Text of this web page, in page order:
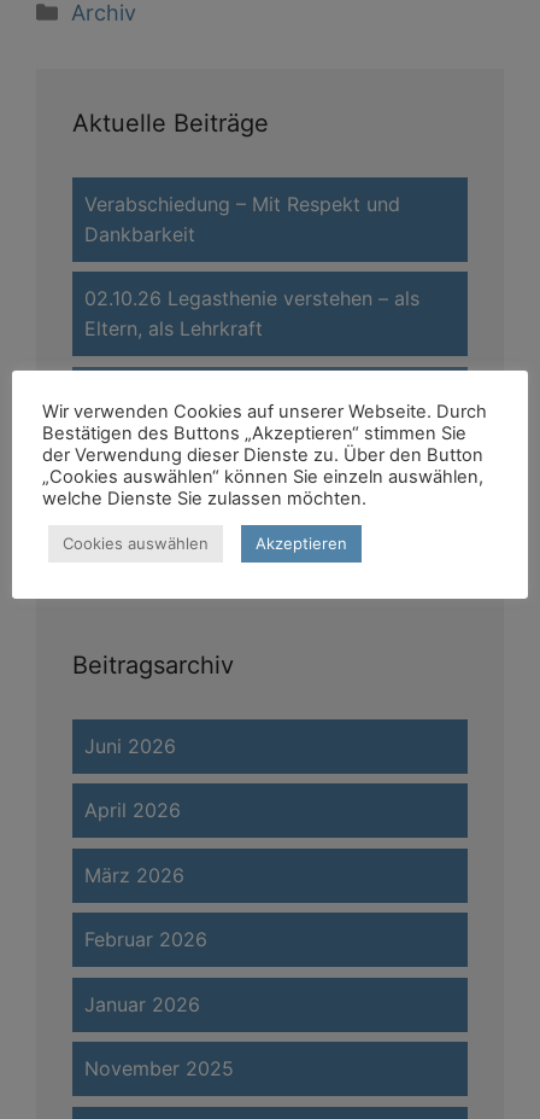
Kategorien
Archiv
Aktuelle Beiträge
Verabschiedung – Mit Respekt und
Dankbarkeit
02.10.26 Legasthenie verstehen – als
Eltern, als Lehrkraft
13.-15.11.26 Familienwochenende 2026
Newsletter 2025 – Elterngruppen in BW
Beitragsarchiv
Juni 2026
April 2026
März 2026
Februar 2026
Januar 2026
November 2025
Wir verwenden Cookies auf unserer Webseite. Durch
Bestätigen des Buttons „Akzeptieren“ stimmen Sie
der Verwendung dieser Dienste zu. Über den Button
„Cookies auswählen“ können Sie einzeln auswählen,
welche Dienste Sie zulassen möchten.
Cookies auswählen Akzeptieren